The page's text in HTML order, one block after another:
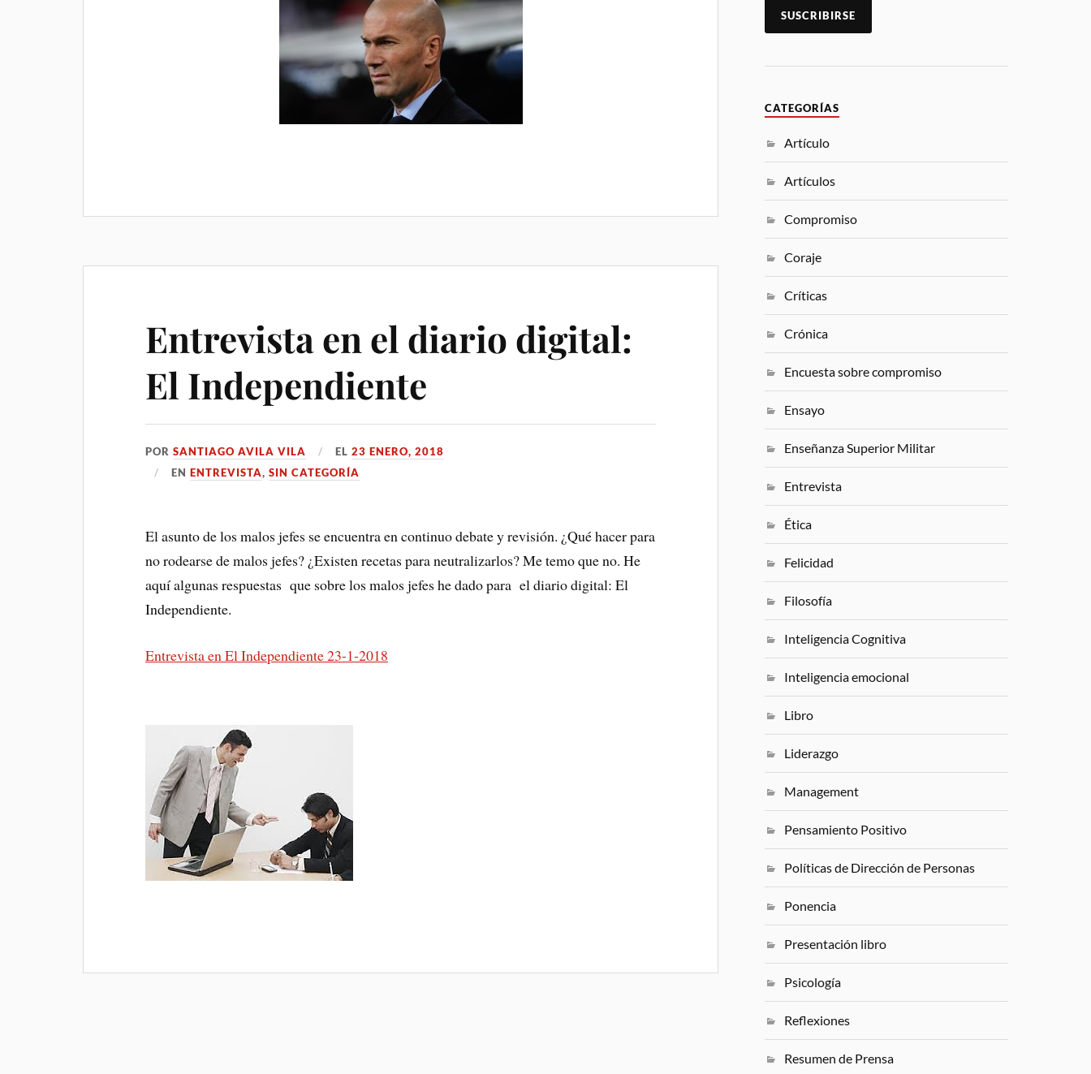
Entrevista en el diario digital:
El Independiente
PORSANTIAGO AVILA VILA EL23 ENERO, 2018
ENENTREVISTA,SIN CATEGORÍA
El asunto de los malos jefes se encuentra en continuo debate y revisión. ¿Qué hacer para
no rodearse de malos jefes? ¿Existen recetas para neutralizarlos? Me temo que no. He
aquí algunas respuestas que sobre los malos jefes he dado para el diario digital: El
Independiente.
Entrevista en El Independiente 23-1-2018
CATEGORÍAS
Artículo
Artículos
Compromiso
Coraje
Críticas
Crónica
Encuesta sobre compromiso
Ensayo
Enseñanza Superior Militar
Entrevista
Ética
Felicidad
Filosofía
Inteligencia Cognitiva
Inteligencia emocional
Libro
Liderazgo
Management
Pensamiento Positivo
Políticas de Dirección de Personas
Ponencia
Presentación libro
Psicología
Reflexiones
Resumen de Prensa